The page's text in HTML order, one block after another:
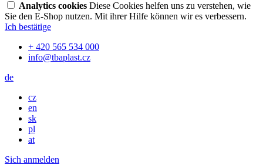
Analytics cookies Diese Cookies helfen uns zu verstehen, wie
Sie den E-Shop nutzen. Mit ihrer Hilfe können wir es verbessern.
Ich bestätige
+ 420 565 534 000
info@tbaplast.cz
de
cz
en
sk
pl
at
Sich anmelden